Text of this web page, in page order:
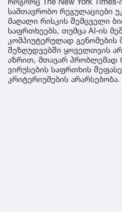
სამთავრობო რეგულაციები
მაღალი რისკის შემცველი
საფრთხეებს, თუმცა AI-ის
კომპიუტერულად გენომების
შეზღუდვებში ყოველთვის არ
აზრით, მთავარ პრობლემად
ვირუსების საფრთხის
კრიტერიუმების არარსებობა.